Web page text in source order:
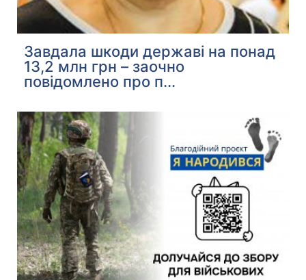
Завдала шкоди державі на понад
13,2 млн грн – заочно
повідомлено про п...